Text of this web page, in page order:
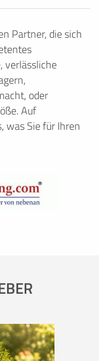
Partner, die sich
verlässliche
oder
Auf
was Sie für Ihren